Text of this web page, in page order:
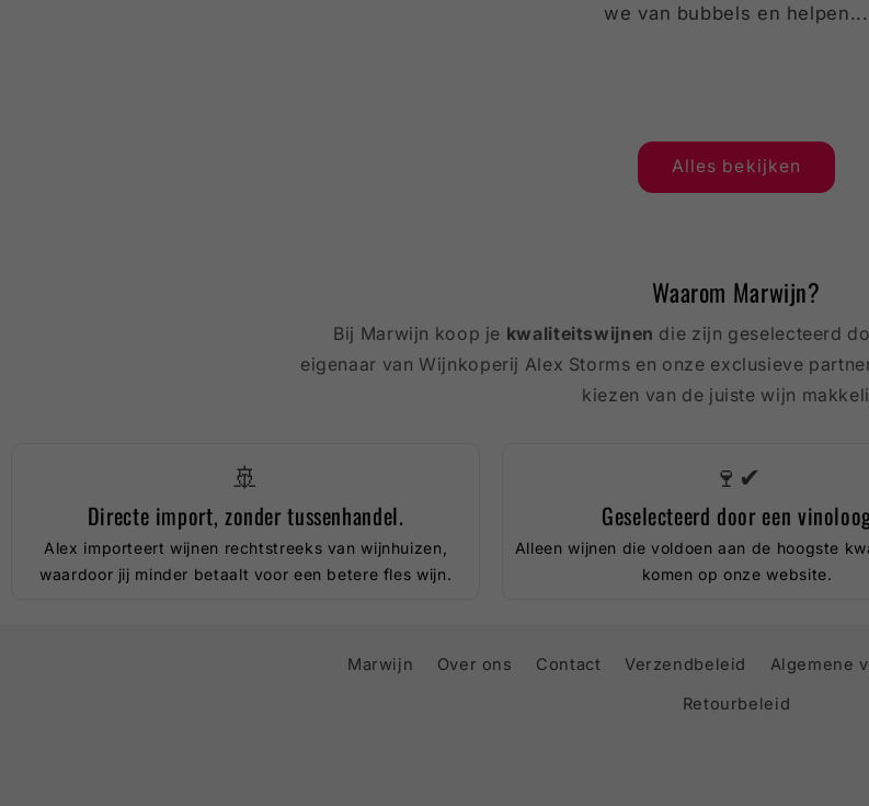
we van bubbels en helpen...
Alles bekijken
Waarom Marwijn?
Bij Marwijn koop je kwaliteitswijnen die zijn geselecteerd
eigenaar van Wijnkoperij Alex Storms en onze exclusieve
kiezen van de juiste wijn
🚢
Directe import, zonder tussenhandel.
Alex importeert wijnen rechtstreeks van wijnhuizen,
waardoor jij minder betaalt voor een betere fles wijn.
🍷✔
Geselecteerd door een
Alleen wijnen die voldoen aan de hoogste
komen op onze website.
Marwijn Over ons Contact Verzendbeleid Algemene
Retourbeleid